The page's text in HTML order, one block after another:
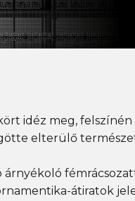
idéz meg,
elterülő
átiratok